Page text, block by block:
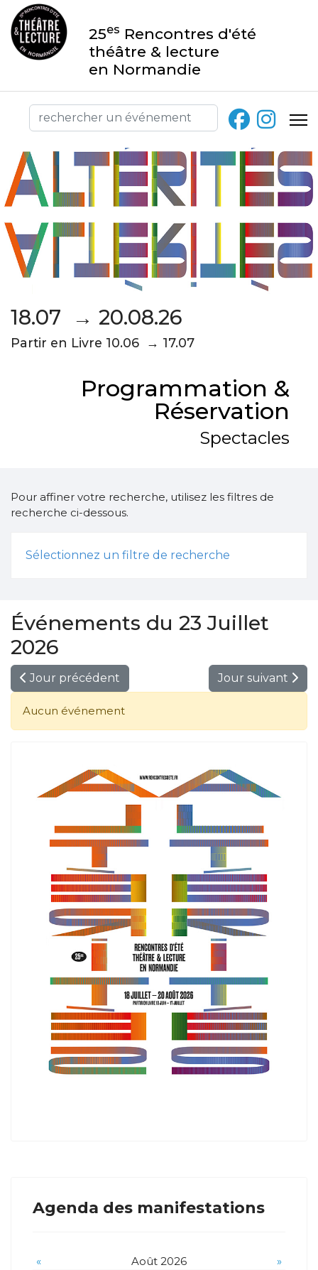
25es Rencontres d'été
théâtre & lecture
en Normandie
18.07 → 20.08.26
Partir en Livre 10.06 → 17.07
Programmation &
Réservation
Spectacles
Pour affiner votre recherche, utilisez les filtres de
recherche ci-dessous.
Sélectionnez un filtre de recherche
Événements du 23 Juillet
2026
Jour précédent Jour suivant
Aucun événement
Agenda des manifestations
« Août 2026 »